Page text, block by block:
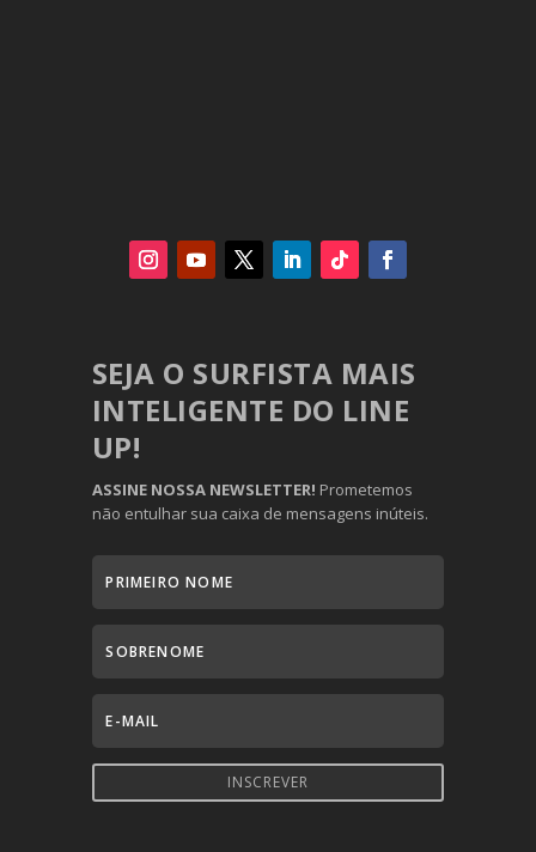
SEJA O SURFISTA MAIS
INTELIGENTE DO LINE
UP!
ASSINE NOSSA NEWSLETTER! Prometemos
não entulhar sua caixa de mensagens inúteis.
INSCREVER